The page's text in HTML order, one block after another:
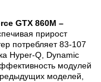
GTX 860M –
прирост
потребляет 83-107
Hyper-Q, Dynamic
модулей
моделей,